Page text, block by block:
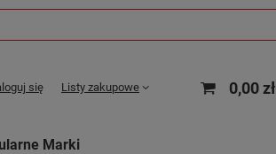
się Listy zakupowe 0,00 zł
Marki